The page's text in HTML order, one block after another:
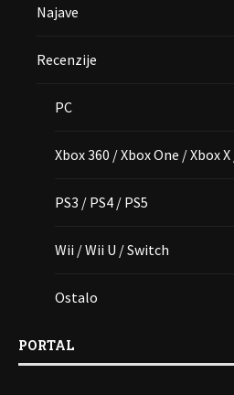
Najave
Recenzije
PC
Xbox 360 / Xbox One / Xbox X
PS3 / PS4 / PS5
Wii / Wii U / Switch
Ostalo
PORTAL